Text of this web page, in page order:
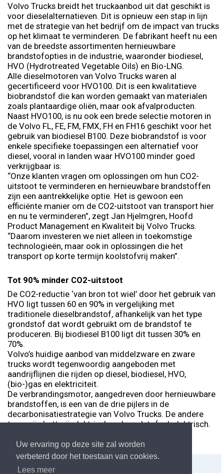
Uw ervaring op deze site zal worden
verbeterd door het toestaan van cookies.
Lees meer
Volvo Trucks breidt het truckaanbod uit dat geschikt is
voor dieselalternatieven. Dit is opnieuw een stap in lijn
met de strategie van het bedrijf om de impact van trucks
op het klimaat te verminderen. De fabrikant heeft nu een
van de breedste assortimenten hernieuwbare
brandstofopties in de industrie, waaronder biodiesel,
HVO (Hydrotreated Vegetable Oils) en Bio-LNG.
Alle dieselmotoren van Volvo Trucks waren al
gecertificeerd voor HVO100. Dit is een kwalitatieve
biobrandstof die kan worden gemaakt van materialen
zoals plantaardige oliën, maar ook afvalproducten.
Naast HVO100, is nu ook een brede selectie motoren in
de Volvo FL, FE, FM, FMX, FH en FH16 geschikt voor het
gebruik van biodiesel B100. Deze biobrandstof is voor
enkele specifieke toepassingen een alternatief voor
diesel, vooral in landen waar HVO100 minder goed
verkrijgbaar is.
“Onze klanten vragen om oplossingen om hun CO2-
uitstoot te verminderen en hernieuwbare brandstoffen
zijn een aantrekkelijke optie. Het is gewoon een
efficiënte manier om de CO2-uitstoot van transport hier
en nu te verminderen”, zegt Jan Hjelmgren, Hoofd
Product Management en Kwaliteit bij Volvo Trucks.
“Daarom investeren we niet alleen in toekomstige
technologieën, maar ook in oplossingen die het
transport op korte termijn koolstofvrij maken”.
Tot 90% minder CO2-uitstoot
De CO2-reductie ‘van bron tot wiel’ door het gebruik van
HVO ligt tussen 60 en 90% in vergelijking met
traditionele dieselbrandstof, afhankelijk van het type
grondstof dat wordt gebruikt om de brandstof te
produceren. Bij biodiesel B100 ligt dit tussen 30% en
70%.
Volvo’s huidige aanbod van middelzware en zware
trucks wordt tegenwoordig aangeboden met
aandrijflijnen die rijden op diesel, biodiesel, HVO,
(bio-)gas en elektriciteit.
De verbrandingsmotor, aangedreven door hernieuwbare
brandstoffen, is een van de drie pijlers in de
decarbonisatiestrategie van Volvo Trucks. De andere
twee zijn batterij-elektrisch en brandstofcel-elektrisch.